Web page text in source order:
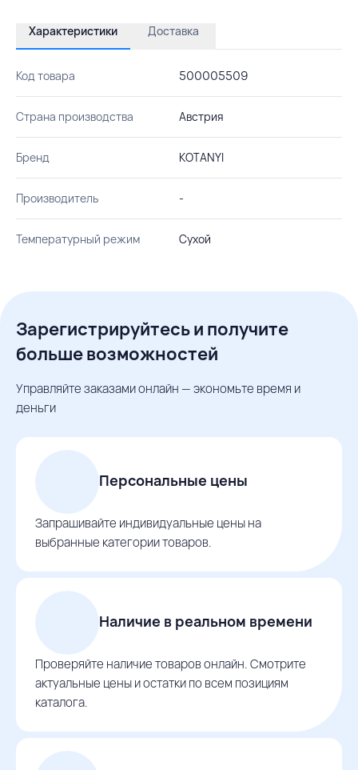
Характеристики Доставка
Код товара 500005509
Страна производства Австрия
Бренд KOTANYI
Производитель -
Температурный режим Сухой
Зарегистрируйтесь и получите
больше возможностей
Управляйте заказами онлайн — экономьте время и
деньги
Персональные цены
Запрашивайте индивидуальные цены на
выбранные категории товаров.
Наличие в реальном времени
Проверяйте наличие товаров онлайн. Смотрите
актуальные цены и остатки по всем позициям
каталога.